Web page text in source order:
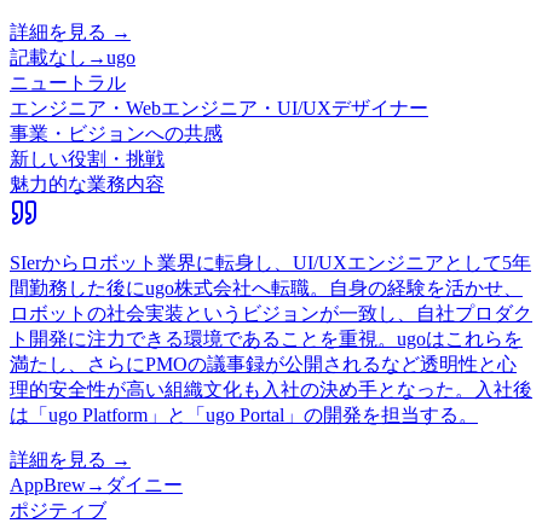
詳細を見る →
記載なし →ugo
ニュートラル
エンジニア・Webエンジニア・UI/UXデザイナー
事業・ビジョンへの共感
新しい役割・挑戦
魅力的な業務内容
SIerからロボット業界に転身し、UI/UXエンジニアとして5年
間勤務した後にugo株式会社へ転職。自身の経験を活かせ、
ロボットの社会実装というビジョンが一致し、自社プロダク
ト開発に注力できる環境であることを重視。ugoはこれらを
満たし、さらにPMOの議事録が公開されるなど透明性と心
理的安全性が高い組織文化も入社の決め手となった。入社後
は「ugo Platform」と「ugo Portal」の開発を担当する。
詳細を見る →
AppBrew→ ダイニー
ポジティブ